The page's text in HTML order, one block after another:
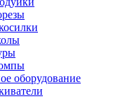
оборудование